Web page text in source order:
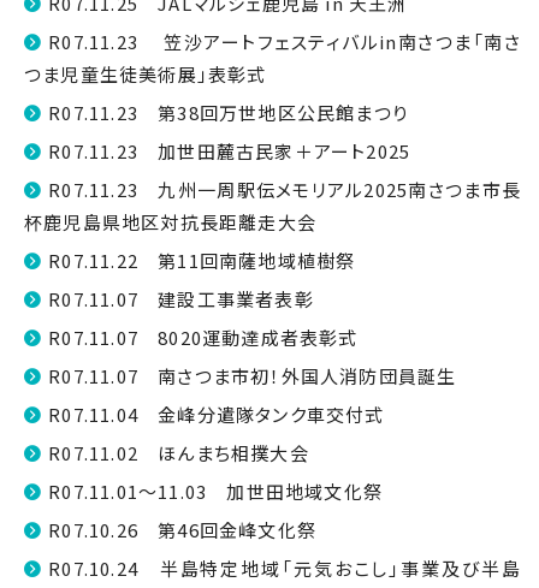
R07.11.23 笠沙アートフェスティバルin南さつま「南さ
つま児童生徒美術展」表彰式
R07.11.23 第38回万世地区公民館まつり
R07.11.23 加世田麓古民家＋アート2025
R07.11.23 九州一周駅伝メモリアル2025南さつま市長
杯鹿児島県地区対抗長距離走大会
R07.11.22 第11回南薩地域植樹祭
R07.11.07 建設工事業者表彰
R07.11.07 8020運動達成者表彰式
R07.11.07 南さつま市初！外国人消防団員誕生
R07.11.04 金峰分遣隊タンク車交付式
R07.11.02 ほんまち相撲大会
R07.11.01～11.03 加世田地域文化祭
R07.10.26 第46回金峰文化祭
R07.10.24 半島特定地域「元気おこし」事業及び半島